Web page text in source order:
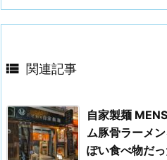
 関連記事
自家製麺
ム豚骨ラーメ
ぽい食べ物だ